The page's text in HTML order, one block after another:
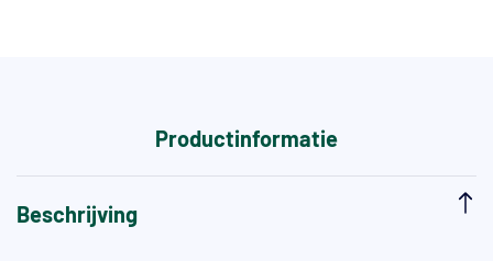
Productinformatie
Beschrijving